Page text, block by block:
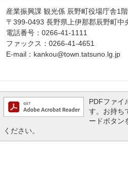
産業振興課 観光係 辰野町役場庁舎1階
〒399-0493 長野県上伊那郡辰野町中
電話番号：0266-41-1111
ファックス：0266-41-4651
E-mail：kankou@town.tatsuno.lg.jp
PDFファイ
す。お持ち
ードボタン
ください。